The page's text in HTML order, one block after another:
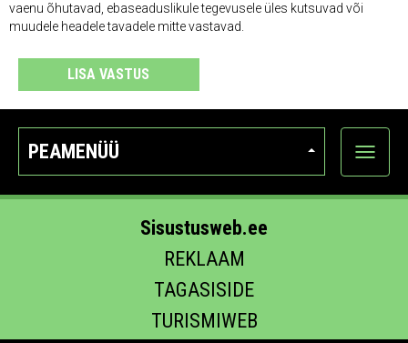
vaenu õhutavad, ebaseaduslikule tegevusele üles kutsuvad või
muudele headele tavadele mitte vastavad.
LISA VASTUS
PEAMENÜÜ
Ava
Sisustusweb.ee
REKLAAM
TAGASISIDE
TURISMIWEB